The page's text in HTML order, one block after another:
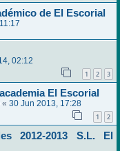
de El Escorial
02:12
1 2 3
El Escorial
« 30 Jun 2013, 17:28
1 2
2012-2013 S.L. El